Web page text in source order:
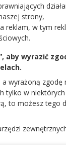
strony,
reklam, w tym
aby wyrazić
wyrażoną
w
to możesz tego